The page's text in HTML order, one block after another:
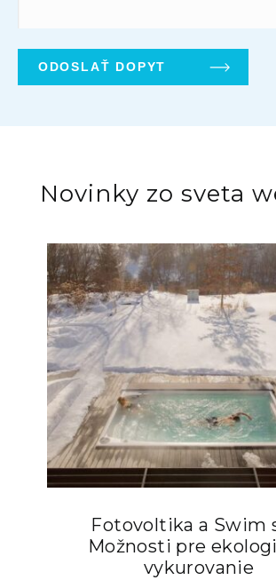
Novinky zo sveta
Fotovoltika a Swim
Možnosti pre
vykurovanie